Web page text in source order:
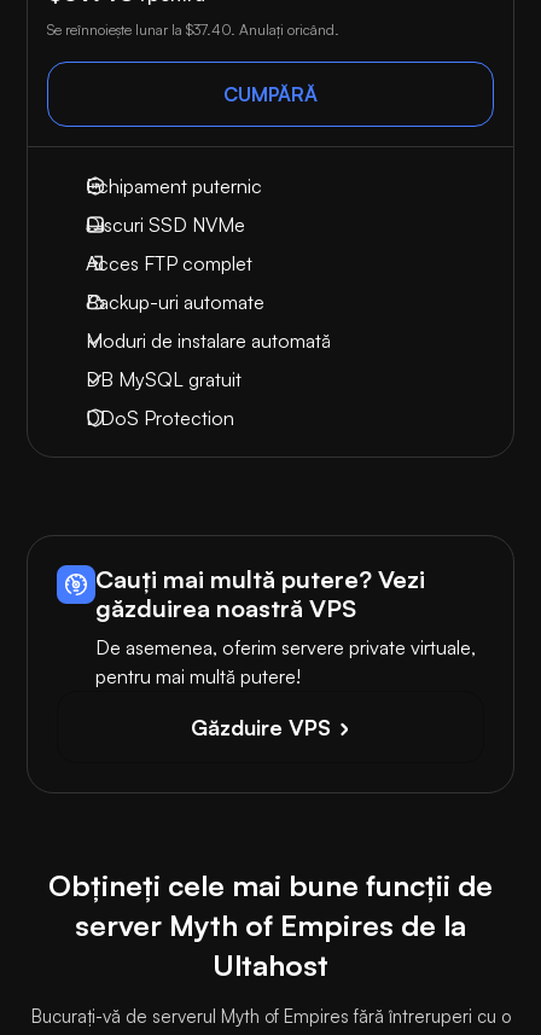
Se reînnoiește lunar la $37.40 . Anulați oricând.
CUMPĂRĂ
Echipament puternic
Discuri SSD NVMe
Acces FTP complet
Backup-uri automate
Moduri de instalare automată
DB MySQL gratuit
DDoS Protection
Cauți mai multă putere? Vezi
găzduirea noastră VPS
De asemenea, oferim servere private virtuale,
pentru mai multă putere!
Găzduire VPS
Obțineți cele mai bune funcții de
server Myth of Empires de la
Ultahost
Bucurați-vă de serverul Myth of Empires fără întreruperi cu o